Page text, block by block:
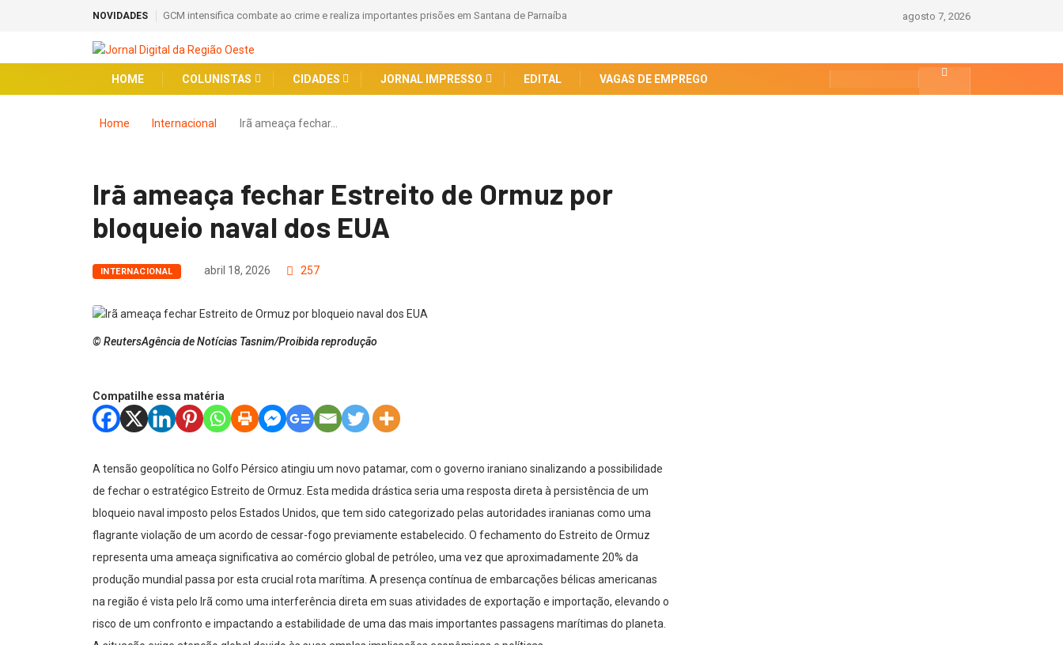
NOVIDADES GCM intensifica combate ao crime e realiza importantes prisões em Santana de Parnaíba agosto 7, 2026
HOME COLUNISTAS CIDADES JORNAL IMPRESSO EDITAL VAGAS DE EMPREGO
Home Internacional Irã ameaça fechar…
Irã ameaça fechar Estreito de Ormuz por
bloqueio naval dos EUA
INTERNACIONAL abril 18, 2026 257
© ReutersAgência de Notícias Tasnim/Proibida reprodução
Compatilhe essa matéria
A tensão geopolítica no Golfo Pérsico atingiu um novo patamar, com o governo iraniano sinalizando a possibilidade
de fechar o estratégico Estreito de Ormuz. Esta medida drástica seria uma resposta direta à persistência de um
bloqueio naval imposto pelos Estados Unidos, que tem sido categorizado pelas autoridades iranianas como uma
flagrante violação de um acordo de cessar-fogo previamente estabelecido. O fechamento do Estreito de Ormuz
representa uma ameaça significativa ao comércio global de petróleo, uma vez que aproximadamente 20% da
produção mundial passa por esta crucial rota marítima. A presença contínua de embarcações bélicas americanas
na região é vista pelo Irã como uma interferência direta em suas atividades de exportação e importação, elevando o
risco de um confronto e impactando a estabilidade de uma das mais importantes passagens marítimas do planeta.